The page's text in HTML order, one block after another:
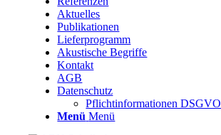
Aktuelles
Publikationen
Lieferprogramm
Akustische Begriffe
Kontakt
AGB
Datenschutz
Pflichtinformationen DSGVO
Menü Menü